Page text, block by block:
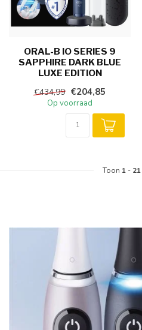
ORAL-B IO SERIES 9
SAPPHIRE DARK BLUE
LUXE EDITION
€434,99 €204,85
Op voorraad
Toon 1 - 21